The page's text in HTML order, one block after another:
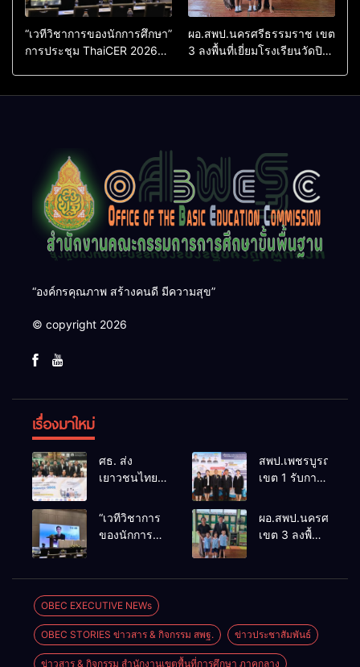
“เวทีวิชาการของนักการศึกษา”
การประชุม ThaiCER 2026
ผอ.สพป.นครศรีธรรมราช เขต
3 ลงพื้นที่เยี่ยมโรงเรียนวัดปิยา
“องค์กรคุณภาพ สร้างคนดี มีความสุข”
© copyright 2026
เรื่องมาใหม่
ศธ. ส่ง
เยาวชนไทย
TS69 สู่
มหาวิทยาลัย
อาณาจักร
หนุนสร้างคน
คุณภาพพร้อม
กลับมาพัฒนา
ประเทศ
สพป.เพชรบูรณ์
เขต 1 รับการ
ประเมินผล
เชิงประจักษ์
ต้นแบบ”
ปีงบประมาณ
พ.ศ. 2569
“เวทีวิชาการ
ของนักการ
2026
Thailand
International
Conference
ผอ.สพป.นครศรีธรร
เขต 3 ลงพื้นที่
OBEC EXECUTIVE NEWs
OBEC STORIES ข่าวสาร & กิจกรรม สพฐ. ข่าวประชาสัมพันธ์
ข่าวสาร & กิจกรรม สำนักงานเขตพื้นที่การศึกษา ภาคกลาง